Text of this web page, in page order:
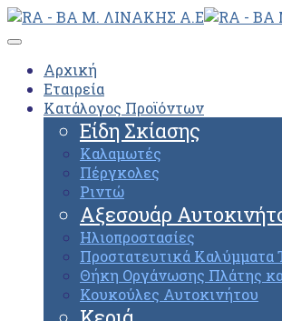
Αρχική
Εταιρεία
Κατάλογος Προϊόντων
Είδη Σκίασης
Καλαμωτές
Πέργκολες
Ριντώ
Αξεσουάρ
Ηλιοπροστασίες
Προστατευτικά Καλύμματα
Θήκη Οργάνωσης Πλάτης
Κουκούλες Αυτοκινήτου